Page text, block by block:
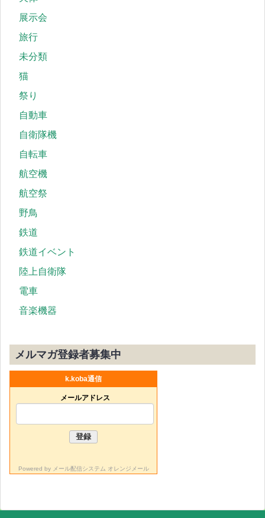
展示会
旅行
未分類
猫
祭り
自動車
自衛隊機
自転車
航空機
航空祭
野鳥
鉄道
鉄道イベント
陸上自衛隊
電車
音楽機器
メルマガ登録者募集中
k.koba通信
メールアドレス
Powered by メール配信システム オレンジメール